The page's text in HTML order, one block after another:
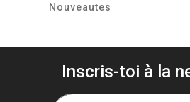
Nouveautes
Inscris-toi à la